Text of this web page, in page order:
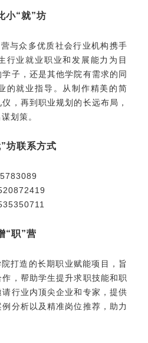
小“就”坊
与众多优质社会行业机构携手
行业就业职业和发展能力为目
子，还是其他学院有需求的同
的就业指导。从制作精美的简
，再到职业规划的长远布局，
划策。
坊联系方式
“职”营
打造的长期职业赋能项目，旨
，帮助学生提升求职技能和职
行业内顶尖企业和专家，提供
分析以及精准岗位推荐，助力